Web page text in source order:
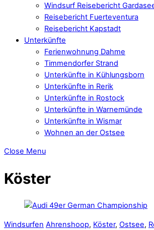
Windsurf Reisebericht
Reisebericht Fuerteventura
Reisebericht Kapstadt
Unterkünfte
Ferienwohnung Dahme
Timmendorfer Strand
Unterkünfte in Kühlungsborn
Unterkünfte in Rerik
Unterkünfte in Rostock
Unterkünfte in Warnemünde
Unterkünfte in Wismar
Wohnen an der Ostsee
Close Menu
Köster
Windsurfen Ahrenshoop, Köster, Ostsee,